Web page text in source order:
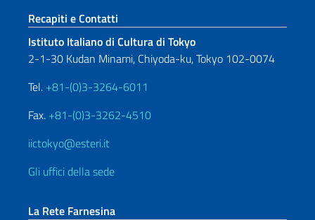
Sezione footer
Recapiti e Contatti
Istituto Italiano di Cultura di Tokyo
2-1-30 Kudan Minami, Chiyoda-ku, Tokyo 102-0074
Tel. +81-(0)3-3264-6011
Fax. +81-(0)3-3262-4510
iictokyo@esteri.it
Gli uffici della sede
La Rete Farnesina